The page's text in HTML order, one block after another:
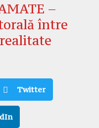
–
între
Twitter